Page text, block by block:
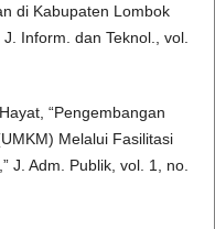
di Kabupaten Lombok
Inform. dan Teknol., vol.
“Pengembangan
Melalui Fasilitasi
J. Adm. Publik, vol. 1, no.